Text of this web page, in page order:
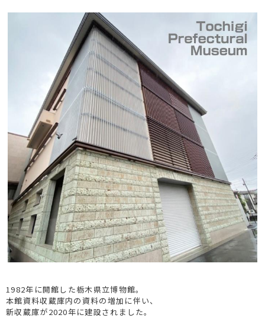
1982年に開館した栃木県立博物館。
本館資料収蔵庫内の資料の増加に伴い、
新収蔵庫が2020年に建設されました。